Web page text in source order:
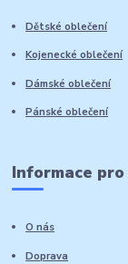
Dětské oblečení
Kojenecké oblečení
Dámské oblečení
Pánské oblečení
Informace
O nás
Doprava